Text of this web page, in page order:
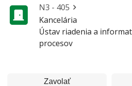
N3 - 405
Kancelária
Ústav riadenia a
procesov
Zavolať